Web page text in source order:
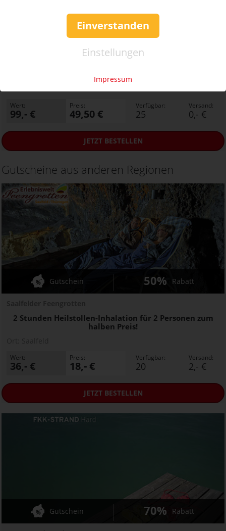
Einverstanden
Einstellungen
Impressum
Gutschein 50%
Wert:
99,- €
Preis:
49,50 €
Verfügbar:
25
Versand:
0,- €
JETZTBESTELLEN
Gutscheine aus anderen Regionen
2 Stunden Heilstollen-Inhalation für 2 Personen zum
halben Preis!
Gutschein 50% Rabatt
Wert:
36,- €
Preis:
18,- €
Verfügbar:
20
Versand:
2,- €
JETZTBESTELLEN
Gutschein 70% Rabatt